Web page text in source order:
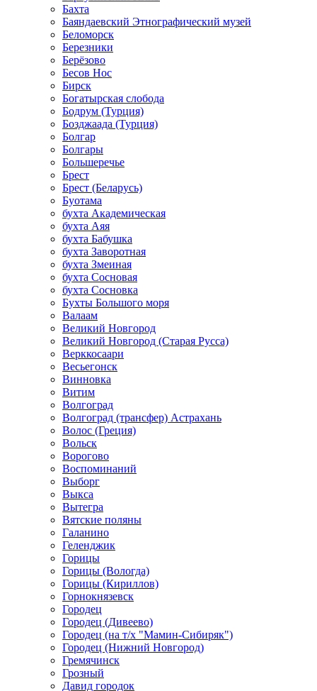
Бахта
Баяндаевский Этнографический музей
Беломорск
Березники
Берёзово
Бесов Нос
Бирск
Богатырская слобода
Бодрум (Турция)
Бозджаада (Турция)
Болгар
Болгары
Большеречье
Брест
Брест (Беларусь)
Буотама
бухта Академическая
бухта Аяя
бухта Бабушка
бухта Заворотная
бухта Змеиная
бухта Сосновая
бухта Сосновка
Бухты Большого моря
Валаам
Великий Новгород
Великий Новгород (Старая Русса)
Верккосаари
Весьегонск
Винновка
Витим
Волгоград
Волгоград (трансфер) Астрахань
Волос (Греция)
Вольск
Ворогово
Воспоминаний
Выборг
Выкса
Вытегра
Вятские поляны
Галанино
Геленджик
Горицы
Горицы (Вологда)
Горицы (Кириллов)
Горнокнязевск
Городец
Городец (Дивеево)
Городец (на т/х "Мамин-Сибиряк")
Городец (Нижний Новгород)
Гремячинск
Грозный
Давид городок